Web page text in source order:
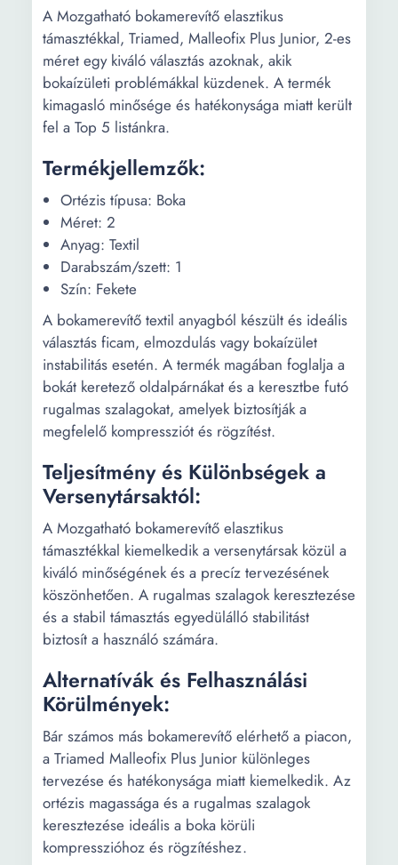
A Mozgatható bokamerevítő elasztikus
támasztékkal, Triamed, Malleofix Plus Junior, 2-es
méret egy kiváló választás azoknak, akik
bokaízületi problémákkal küzdenek. A termék
kimagasló minősége és hatékonysága miatt került
fel a Top 5 listánkra.
Termékjellemzők:
Ortézis típusa: Boka
Méret: 2
Anyag: Textil
Darabszám/szett: 1
Szín: Fekete
A bokamerevítő textil anyagból készült és ideális
választás ficam, elmozdulás vagy bokaízület
instabilitás esetén. A termék magában foglalja a
bokát keretező oldalpárnákat és a keresztbe futó
rugalmas szalagokat, amelyek biztosítják a
megfelelő kompressziót és rögzítést.
Teljesítmény és Különbségek a
Versenytársaktól:
A Mozgatható bokamerevítő elasztikus
támasztékkal kiemelkedik a versenytársak közül a
kiváló minőségének és a precíz tervezésének
köszönhetően. A rugalmas szalagok keresztezése
és a stabil támasztás egyedülálló stabilitást
biztosít a használó számára.
Alternatívák és Felhasználási
Körülmények:
Bár számos más bokamerevítő elérhető a piacon,
a Triamed Malleofix Plus Junior különleges
tervezése és hatékonysága miatt kiemelkedik. Az
ortézis magassága és a rugalmas szalagok
keresztezése ideális a boka körüli
kompresszióhoz és rögzítéshez.